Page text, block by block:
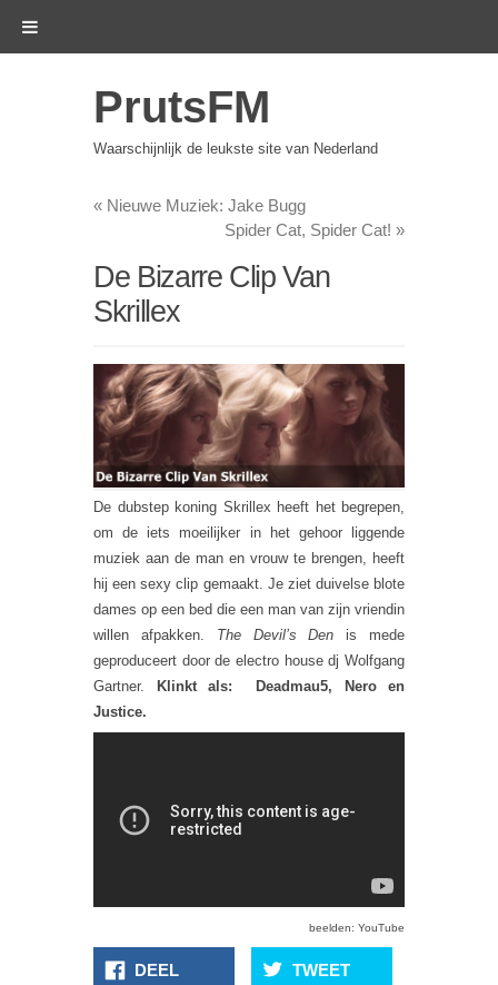
PrutsFM
Waarschijnlijk de leukste site van Nederland
« Nieuwe Muziek: Jake Bugg
Spider Cat, Spider Cat! »
De Bizarre Clip Van
Skrillex
De dubstep koning Skrillex heeft het begrepen,
om de iets moeilijker in het gehoor liggende
muziek aan de man en vrouw te brengen, heeft
hij een sexy clip gemaakt. Je ziet duivelse blote
dames op een bed die een man van zijn vriendin
willen afpakken. The Devil’s Den is mede
geproduceert door de electro house dj Wolfgang
Gartner.
Klinkt als: Deadmau5, Nero en
Justice.
beelden: YouTube
DEEL TWEET